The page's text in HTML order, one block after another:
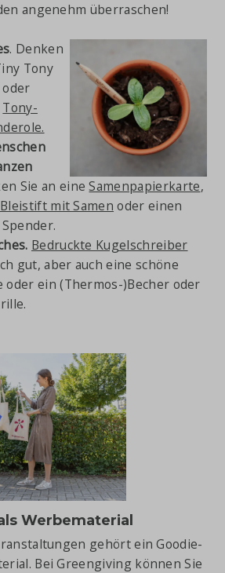
angenehm überraschen!
. Denken
Tony
Tony-
Sie an eineSamenpapierkarte,
mit Samen oder einen
Bedruckte Kugelschreiber
gut, aber auch eine schöne
oder ein (Thermos-)Becher oder
Werbematerial
gehört ein Goodie-
Bei Greengiving können Sie